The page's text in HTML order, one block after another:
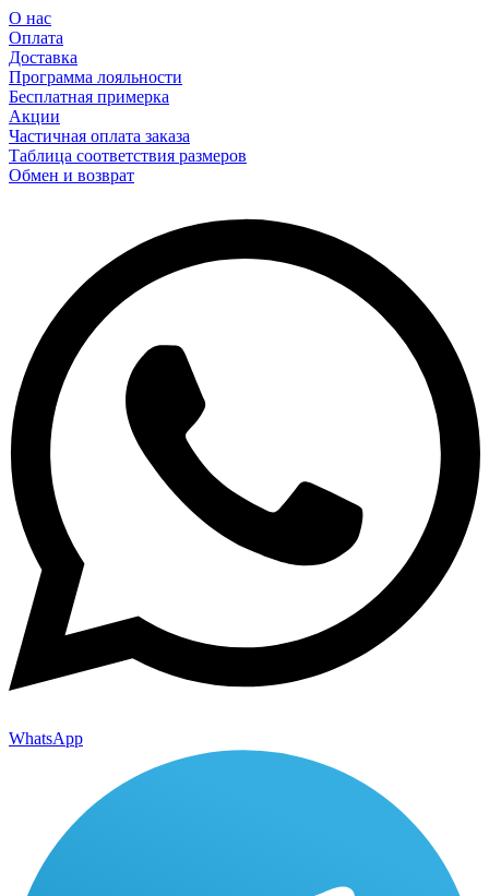
О нас
Оплата
Доставка
Программа лояльности
Бесплатная примерка
Акции
Частичная оплата заказа
Таблица соответствия размеров
Обмен и возврат
WhatsApp